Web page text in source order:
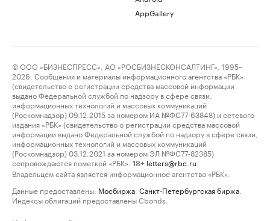
AppGallery
© ООО «БИЗНЕСПРЕСС», АО «РОСБИЗНЕСКОНСАЛТИНГ», 1995–
2026. Сообщения и материалы информационного агентства «РБК»
(свидетельство о регистрации средства массовой информации
выдано Федеральной службой по надзору в сфере связи,
информационных технологий и массовых коммуникаций
(Роскомнадзор) 09.12.2015 за номером ИА №ФС77-63848) и сетевого
издания «РБК» (свидетельство о регистрации средства массовой
информации выдано Федеральной службой по надзору в сфере связи,
информационных технологий и массовых коммуникаций
(Роскомнадзор) 03.12.2021 за номером ЭЛ №ФС77-82385)
сопровождаются пометкой «РБК».
18+ letters@rbc.ru
Владельцем сайта является информационное агентство «РБК».
Данные предоставлены: Мосбиржа Санкт-Петербургская биржа
Индексы облигаций предоставлены Cbonds.